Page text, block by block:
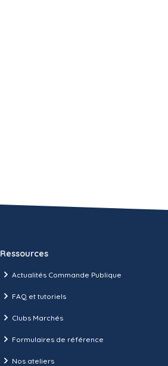
Ressources
Actualités Commande Publique
FAQ et tutoriels
Clubs Marchés
Formulaires de référence
Nos ateliers